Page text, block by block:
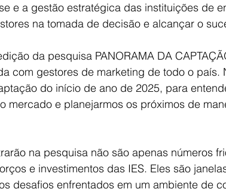
e a gestão estratégica das instituições de
na tomada de decisão e alcançar o
da pesquisa PANORAMA DA
com gestores de marketing de todo o país.
do início de ano de 2025, para
mercado e planejarmos os próximos de
na pesquisa não são apenas números
e investimentos das IES. Eles são
desafios enfrentados em um ambiente de